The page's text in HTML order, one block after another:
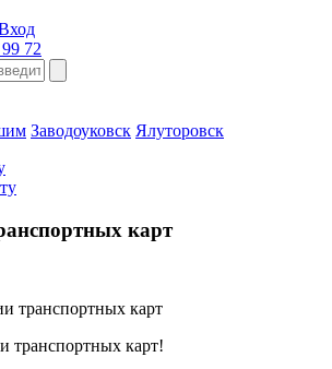
72
Заводоуковск Ялуторовск
карт
транспортных карт!